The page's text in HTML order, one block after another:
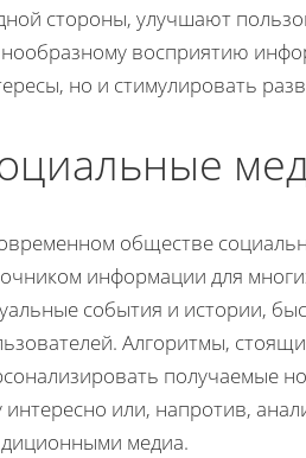
стороны, улучшают
восприятию
но и стимулировать
обществе
информации для
события и истории,
Алгоритмы,
получаемые
интересно или, напротив,
медиа.